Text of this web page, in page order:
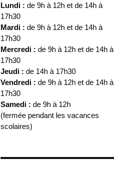
Lundi : de 9h à 12h et de 14h à
17h30
Mardi : de 9h à 12h et de 14h à
17h30
Mercredi : de 9h à 12h et de 14h à
17h30
Jeudi : de 14h à 17h30
Vendredi : de 9h à 12h et de 14h à
17h30
Samedi : de 9h à 12h
(fermée pendant les vacances
scolaires)